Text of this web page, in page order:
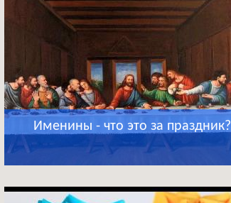
Именины - что это за праздник?